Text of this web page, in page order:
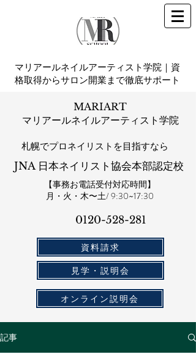
マリアールネイルアーティスト学院｜資
格取得からサロン開業まで徹底サポート
MARIART
マリアールネイルアーティスト学院
札幌​でプロネイリストを目指すなら
JNA 日本ネイリスト協会本部認定校
【事務お電話受付対応時間】
​月・火・木〜土/ 9:30~17:30
0120-528-281​
資料請求
見学・説明会
オンライン説明会
記事